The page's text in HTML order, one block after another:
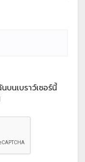
บนเบราว์เซอร์นี้